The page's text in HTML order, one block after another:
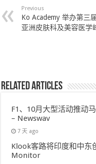
Previous
Ko Academy 举办第三
亚洲皮肤科及美容医学
Related Articles
F1、10月大型活动推动
– Newswav
7 天 ago
Klook客路将印度和中东
Monitor